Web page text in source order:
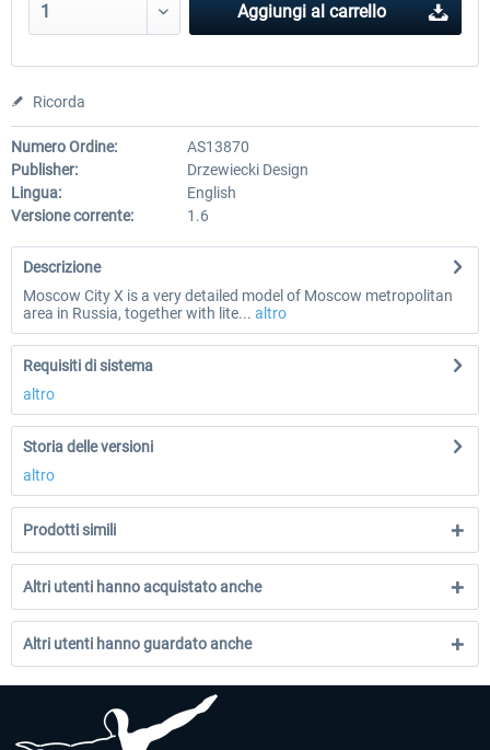
Aggiungi al carrello
Ricorda
Numero Ordine:
AS13870
Publisher:
Drzewiecki Design
Lingua:
English
Versione corrente:
1.6
Descrizione
Moscow City X is a very detailed model of Moscow metropolitan
area in Russia, together with lite... altro
Requisiti di sistema
altro
Storia delle versioni
altro
Prodotti simili
Altri utenti hanno acquistato anche
Altri utenti hanno guardato anche